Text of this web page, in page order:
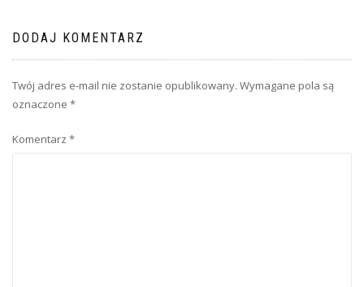
DODAJ KOMENTARZ
Twój adres e-mail nie zostanie opublikowany. Wymagane pola są
oznaczone *
Komentarz *